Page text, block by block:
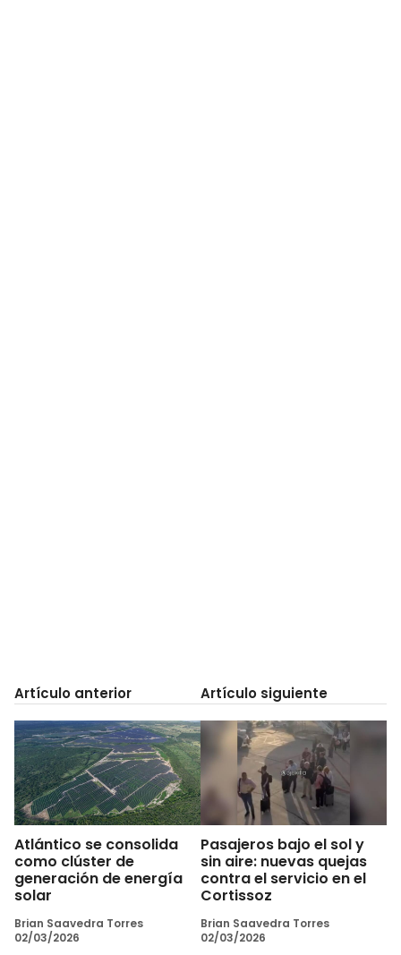
Artículo anterior
Atlántico se consolida
como clúster de
generación de energía
solar
Brian Saavedra Torres
02/03/2026
Artículo siguiente
Pasajeros bajo el sol y
sin aire: nuevas quejas
contra el servicio en el
Cortissoz
Brian Saavedra Torres
02/03/2026